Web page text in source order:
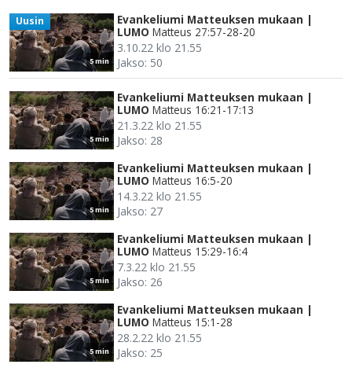
5 min
Uusin
Evankeliumi Matteuksen mukaan |
LUMO Matteus 27:57-28-20
3.10.22 klo 21.55
Jakso: 50
5 min
Evankeliumi Matteuksen mukaan |
LUMO Matteus 16:21-17:13
21.3.22 klo 21.55
Jakso: 28
5 min
Evankeliumi Matteuksen mukaan |
LUMO Matteus 16:5-20
14.3.22 klo 21.55
Jakso: 27
5 min
Evankeliumi Matteuksen mukaan |
LUMO Matteus 15:29-16:4
7.3.22 klo 21.55
Jakso: 26
5 min
Evankeliumi Matteuksen mukaan |
LUMO Matteus 15:1-28
28.2.22 klo 21.55
Jakso: 25